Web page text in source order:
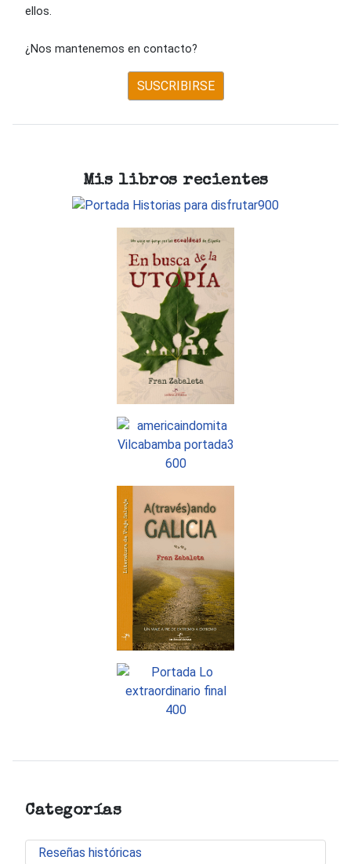
ellos.
¿Nos mantenemos en contacto?
SUSCRIBIRSE
Mis libros recientes
Categorías
Reseñas históricas